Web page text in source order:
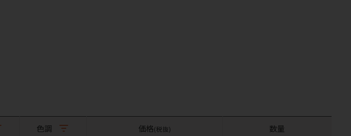
色調 価格(税抜) 数量